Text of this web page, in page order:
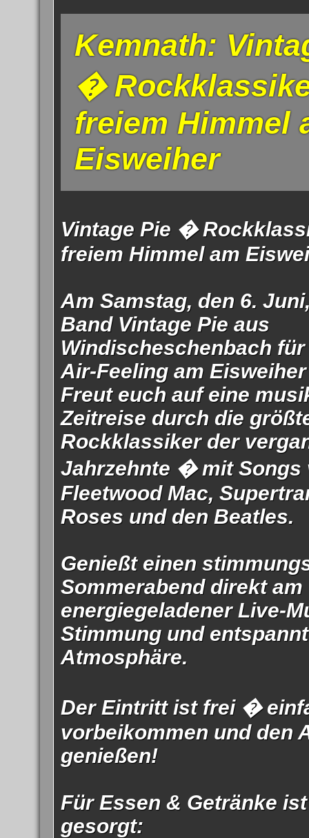
Kemnath:
�
freiem Himmel
Eisweiher
Vintage Pie �
freiem Himmel am
Am Samstag, den 6.
Band Vintage Pie aus
Windischeschenbach
Air-Feeling am
Freut euch auf eine
Zeitreise durch die
Rockklassiker der
Jahrzehnte � mit Songs
Fleetwood Mac,
Roses und den Beatles.
Genießt einen
Sommerabend direkt am
energiegeladener Live-
Stimmung und
Atmosphäre.
Der Eintritt ist frei �
vorbeikommen und den
genießen!
Für Essen & Getränke
gesorgt: